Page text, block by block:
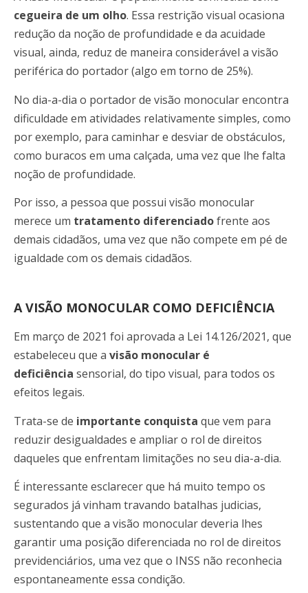
cegueira de um olho. Essa restrição visual ocasiona
redução da noção de profundidade e da acuidade
visual, ainda, reduz de maneira considerável a visão
periférica do portador (algo em torno de 25%).
No dia-a-dia o portador de visão monocular encontra
dificuldade em atividades relativamente simples, como
por exemplo, para caminhar e desviar de obstáculos,
como buracos em uma calçada, uma vez que lhe falta
noção de profundidade.
Por isso, a pessoa que possui visão monocular
merece um tratamento diferenciadofrente aos
demais cidadãos, uma vez que não compete em pé de
igualdade com os demais cidadãos.
A VISÃO MONOCULAR COMO DEFICIÊNCIA
Em março de 2021 foi aprovada a Lei 14.126/2021, que
estabeleceu que a visão monocular é
deficiência sensorial, do tipo visual, para todos os
efeitos legais.
Trata-se de importante conquista que vem para
reduzir desigualdades e ampliar o rol de direitos
daqueles que enfrentam limitações no seu dia-a-dia.
É interessante esclarecer que há muito tempo os
segurados já vinham travando batalhas judicias,
sustentando que a visão monocular deveria lhes
garantir uma posição diferenciada no rol de direitos
previdenciários, uma vez que o INSS não reconhecia
espontaneamente essa condição.